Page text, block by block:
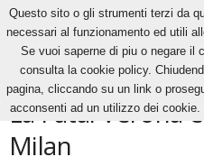
News La Fatal Verona e le
NEWS
La Fatal Verona
Milan
Questo sito o gli strumenti terzi da
necessari al funzionamento ed utili
Se vuoi saperne di piu o negare il
consulta la cookie policy.
pagina, cliccando su un link o
acconsenti ad un utilizzo dei cookie.